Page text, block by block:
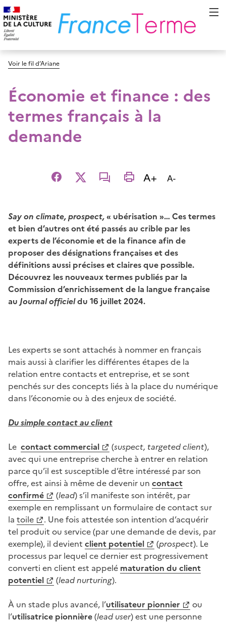
Voir le fil d’Ariane
Économie et finance : des
termes français à la
demande
Facebook
X email imprimer
A+ Augmenter
A-Diminuer la
Say on climate,prospect,« ubérisation »… Ces termes
et bien d’autres ont été passés au crible par les
experts de l’économie et de la finance afin de
proposer des désignations françaises et des
définitions aussi précises et claires que possible.
Découvrez les nouveaux termes publiés par la
Commission d’enrichissement de la langue française
au Journal officieldu 16 juillet 2024.
Les experts se sont attachés à nommer en français
mais aussi à clarifier les différentes étapes de la
relation entre contacts et entreprise, et se sont
penchés sur des concepts liés à la place du numérique
dans l’économie ou à des enjeux de société.
Du simple contact au client
Le contact commercial (suspect, targeted client),
avec qui une entreprise cherche à entrer en relation
parce qu’il est susceptible d’être intéressé par son
offre, est ainsi à même de devenir un contact
confirmé
(lead) s’il manifeste son intérêt, par
exemple en remplissant un formulaire de contact sur
la toile
. Une fois attestée son intention d’acquérir
tel produit ou service (par une demande de devis, par
exemple), il devient client potentiel (prospect). Le
processus par lequel ce dernier est progressivement
converti en client est appelé maturation du client
potentiel
(lead nurturing).
À un stade plus avancé, l’utilisateur pionnier
ou
l’utilisatrice pionnière(lead user) est une personne